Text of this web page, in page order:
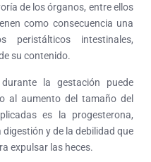
de los órganos, entre ellos
como consecuencia una
peristálticos intestinales,
su contenido.
la gestación puede
al aumento del tamaño del
es la progesterona,
y de la debilidad que
expulsar las heces.